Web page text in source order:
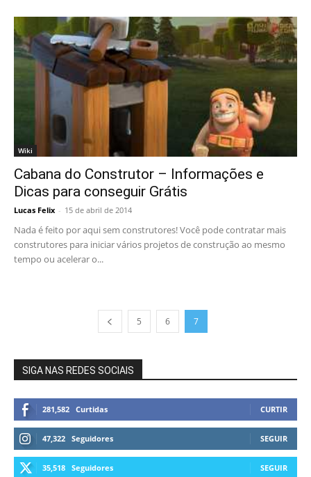
Wiki
Cabana do Construtor – Informações e
Dicas para conseguir Grátis
Lucas Felix - 15 de abril de 2014
Nada é feito por aqui sem construtores! Você pode contratar mais
construtores para iniciar vários projetos de construção ao mesmo
tempo ou acelerar o...
5 6 7
SIGA NAS REDES SOCIAIS
281,582 Curtidas CURTIR
47,322 Seguidores SEGUIR
35,518 Seguidores SEGUIR